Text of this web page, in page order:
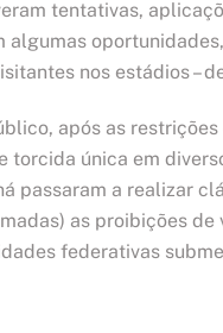
tentativas,
algumas
nos estádios –
após as
torcida única em
passaram a realizar
as proibições
federativas